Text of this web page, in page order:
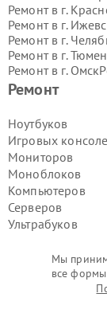
Мы
все
Ремонт
Ноутбуков
Игровых
Мониторов
Моноблоков
Компьютеров
Серверов
Ультрабуков
Ремонт в г.
Ремонт в г.
Ремонт в г.
Ремонт в г.
Ремонт в г. Омск
Ремонт в г.
Ремонт в г.
Ремонт в г.
Ремонт в г.
Ремонт в г.
Ремонт в г.Томск
Ремонт в г.
Ремонт в г.Киров
Ремонт в г.
Ремонт в г.
Ремонт в г.
Ремонт в г.
Ремонт в г.
Ремонт в г.